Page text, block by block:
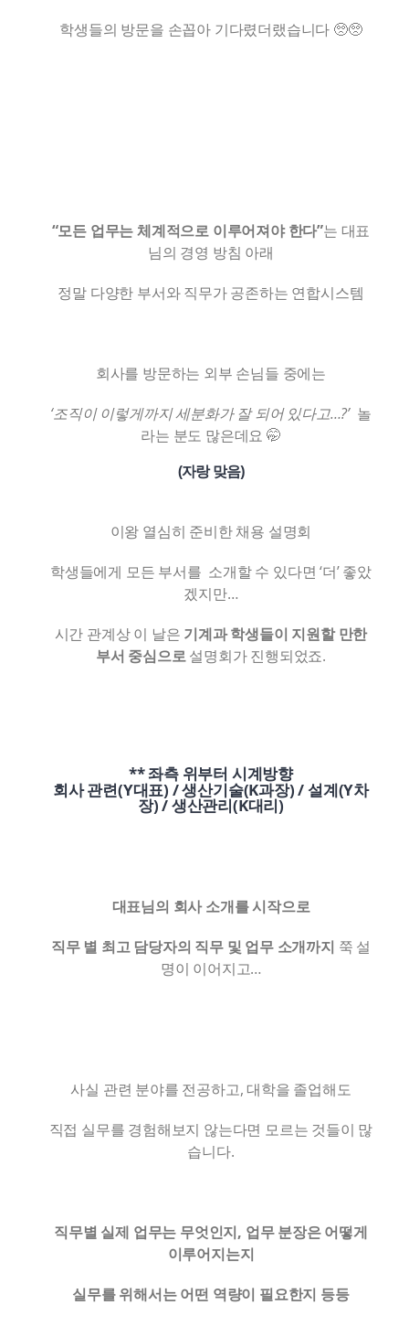
학생들의 방문을 손꼽아 기다렸더랬습니다 🥺🥺
“모든 업무는 체계적으로 이루어져야 한다”는 대표
님의 경영 방침 아래
정말 다양한 부서와 직무가 공존하는 연합시스템
회사를 방문하는 외부 손님들 중에는
‘조직이 이렇게까지세분화가 잘 되어 있다고…?’ 놀
라는 분도 많은데요 🤭
(자랑 맞음)
이왕 열심히 준비한 채용 설명회
학생들에게 모든 부서를 소개할 수 있다면 ‘더’ 좋았
겠지만…
시간 관계상 이 날은 기계과 학생들이 지원할 만한
부서 중심으로설명회가 진행되었죠.
** 좌측 위부터 시계방향
회사 관련(Y대표) / 생산기술(K과장) / 설계(Y차
장) / 생산관리(K대리)
대표님의 회사 소개를 시작으로
직무 별 최고 담당자의 직무 및 업무 소개까지 쭉 설
명이 이어지고…
사실 관련 분야를 전공하고, 대학을 졸업해도
직접 실무를 경험해보지 않는다면 모르는 것들이 많
습니다.
직무별 실제 업무는 무엇인지, 업무 분장은 어떻게
이루어지는지
실무를 위해서는 어떤 역량이 필요한지 등등